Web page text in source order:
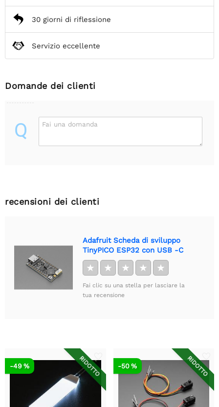
30 giorni di riflessione
Servizio eccellente
Domande dei clienti
Q Fai una domanda
recensioni dei clienti
Adafruit Scheda di sviluppo
TinyPICO ESP32 con USB -C
★ ★ ★ ★ ★
Fai clic su una stella per lasciare la
tua recensione
RIDOTTO
-49 % RIDOTTO
-50 %